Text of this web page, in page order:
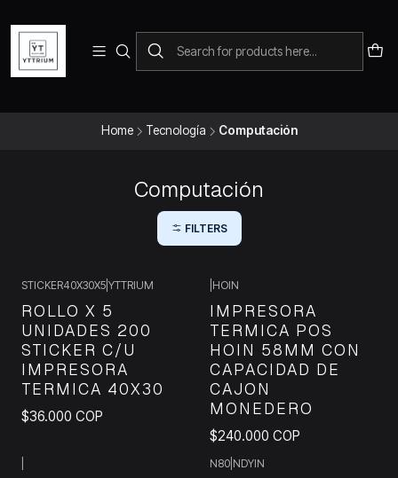
Para pedidos telefonicos puedes comunicarte con el wsap
+573228452138
Home Tecnología Computación
Computación
FILTERS
STICKER40X30X5 YTTRIUM
ROLLO X 5
UNIDADES 200
STICKER C/U
IMPRESORA
TERMICA 40X30
$36.000 COP
HOIN
IMPRESORA
TERMICA POS
HOIN 58MM CON
CAPACIDAD DE
CAJON
MONEDERO
$240.000 COP
N80 NDYIN